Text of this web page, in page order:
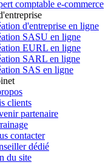
comptable e-commerce
d'entreprise en ligne
SASU en ligne
EURL en ligne
SARL en ligne
SAS en ligne
clients
partenaire
contacter
dédié
du site